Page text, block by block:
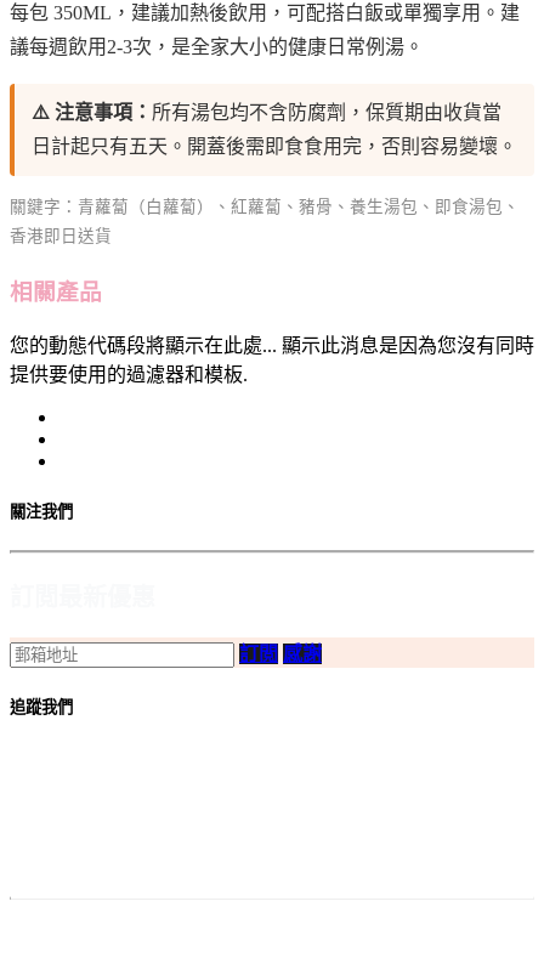
每包 350ML，建議加熱後飲用，可配搭白飯或單獨享用。建
議每週飲用2-3次，是全家大小的健康日常例湯。
⚠️ 注意事項： 所有湯包均不含防腐劑，保質期由收貨當
日計起只有五天。開蓋後需即食食用完，否則容易變壞。
關鍵字：青蘿蔔（白蘿蔔）、紅蘿蔔、豬骨、養生湯包、即食湯包、
香港即日送貨
相關產品
您的動態代碼段將顯示在此處... 顯示此消息是因為您沒有同時
提供要使用的過濾器和模板.
關注我們
訂閲 感謝
追蹤我們